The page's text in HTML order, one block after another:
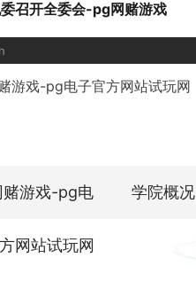
召开全委会-pg网赌游戏
游戏-pg电子官方网站试玩网
赌游戏-pg电
网站试玩网
学院概况